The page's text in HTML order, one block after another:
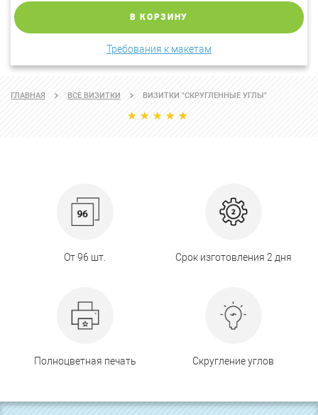
В КОРЗИНУ
Требования к макетам
ГЛАВНАЯ ВСЕ ВИЗИТКИ ВИЗИТКИ "СКРУГЛЕННЫЕ УГЛЫ"
От 96 шт. Срок изготовления 2 дня
Полноцветная печать Скругление углов